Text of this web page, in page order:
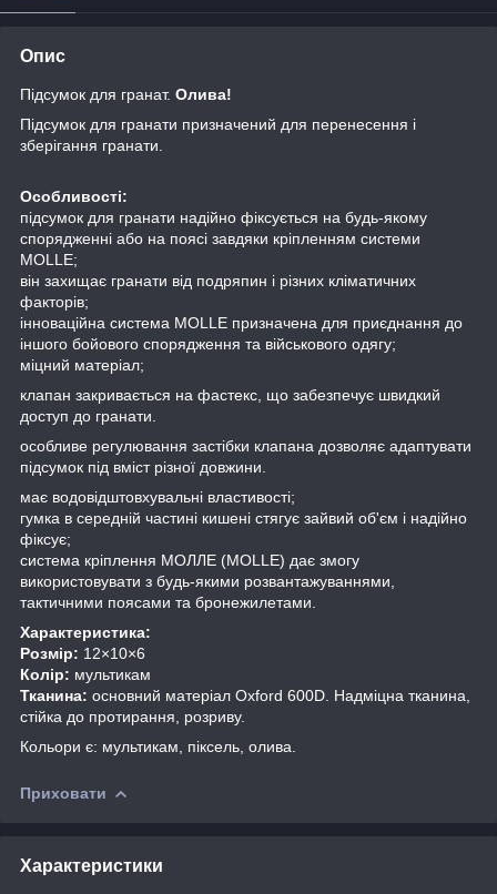
Опис
Підсумок для гранат. Олива!
Підсумок для гранати призначений для перенесення і
зберігання гранати.
Особливості:
підсумок для гранати надійно фіксується на будь-якому
спорядженні або на поясі завдяки кріпленням системи
MOLLE;
він захищає гранати від подряпин і різних кліматичних
факторів;
інноваційна система MOLLE призначена для приєднання до
іншого бойового спорядження та військового одягу;
міцний матеріал;
клапан закривається на фастекс, що забезпечує швидкий
доступ до гранати.
особливе регулювання застібки клапана дозволяє адаптувати
підсумок під вміст різної довжини.
має водовідштовхувальні властивості;
гумка в середній частині кишені стягує зайвий об'єм і надійно
фіксує;
система кріплення МОЛЛЕ (MOLLE) дає змогу
використовувати з будь-якими розвантажуваннями,
тактичними поясами та бронежилетами.
Характеристика:
Розмір: 12×10×6
Колір: мультикам
Тканина: основний матеріал Oxford 600D. Надміцна тканина,
стійка до протирання, розриву.
Кольори є: мультикам, піксель, олива.
Приховати
Характеристики